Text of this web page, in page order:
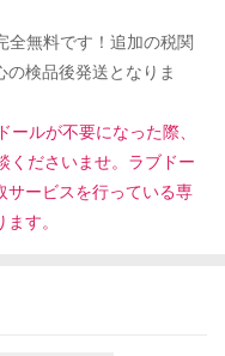
全無料です！追加の税関
検品後発送となりま
ルが不要になった際、
くださいませ。ラブドー
サービスを行っている専
す。